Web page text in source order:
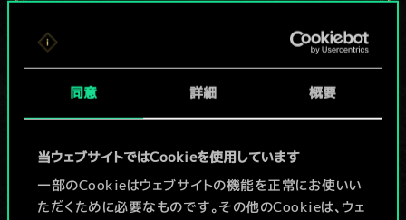
同意 詳細 概要
当ウェブサイトではCookieを使用しています
一部のCookieはウェブサイトの機能を正常にお使いい
ただくために必要なものです。その他のCookieは、ウェ
現在はまだこれし
か共有デッキがあ
りませんが、
続々追加中！
デッキ名入力＆ガイドを作成